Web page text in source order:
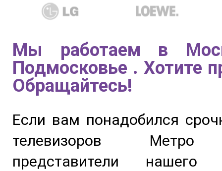
Мы работаем в
Подмосковье . Хотите
Обращайтесь!
Если вам понадобился
телевизоров Метро
представители нашего